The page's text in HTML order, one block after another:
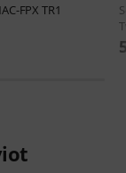
FPX TR1